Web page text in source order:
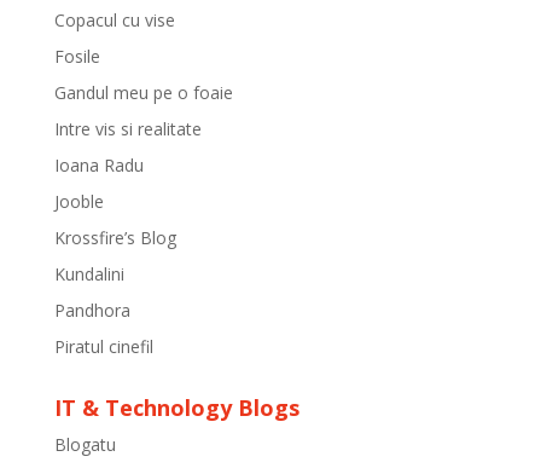
Copacul cu vise
Fosile
Gandul meu pe o foaie
Intre vis si realitate
Ioana Radu
Jooble
Krossfire’s Blog
Kundalini
Pandhora
Piratul cinefil
IT & Technology Blogs
Blogatu